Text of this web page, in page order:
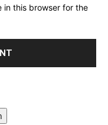
in this browser for the